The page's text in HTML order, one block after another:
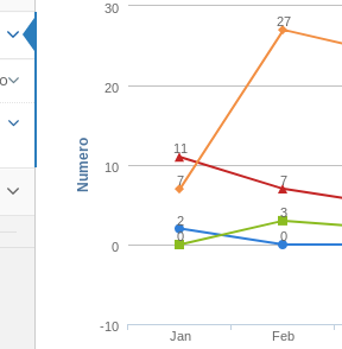
Numero
2
0
11
7
0
3
7
27
Jan Feb
0
10
20
30
-10